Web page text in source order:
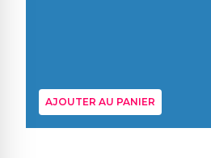
AJOUTER AU PANIER